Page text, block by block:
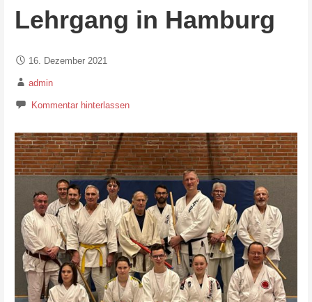
Lehrgang in Hamburg
16. Dezember 2021
admin
Kommentar hinterlassen